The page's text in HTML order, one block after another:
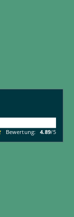
Bewertung: 4.89/5